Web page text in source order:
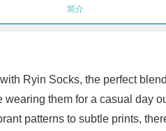
简介
Ryin Socks, the perfect
wearing them for a casual day
patterns to subtle prints,